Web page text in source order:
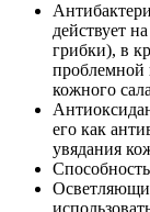
действует
грибки), в
проблемной
кожного
его как
увядания